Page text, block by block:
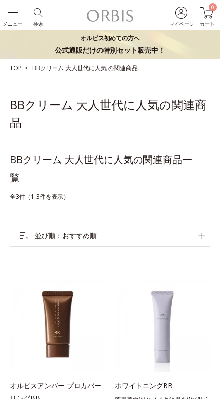
マイページ
0
カート
検索
メニュー
オルビス初めての方へ
公式通販だけの特別セット販売中！
TOP BBクリーム 大人世代に人気の関連商品
BBクリーム 大人世代に人気の関連商
品
BBクリーム 大人世代に人気の関連商品一
覧
全3件（1-3件を表示）
並び順 おすすめ順
オルビスアンバー プロカバー
ホワイトニングBB